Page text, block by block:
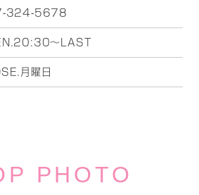
324-5678
～LAST
月曜日
PHOTO